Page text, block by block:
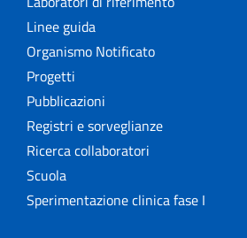
Linee guida
Organismo Notificato
Progetti
Pubblicazioni
Registri e sorveglianze
Ricerca collaboratori
Scuola
Sperimentazione clinica fase I